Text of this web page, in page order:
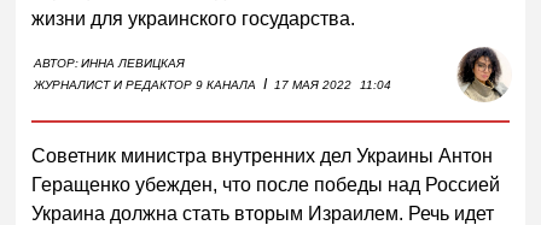
жизни для украинского государства.
АВТОР:ИННА ЛЕВИЦКАЯ
ЖУРНАЛИСТ И РЕДАКТОР 9 КАНАЛА
I 17 МАЯ 2022 11:04
Советник министра внутренних дел Украины Антон
Геращенко убежден, что после победы над Россией
Украина должна стать вторым Израилем. Речь идет